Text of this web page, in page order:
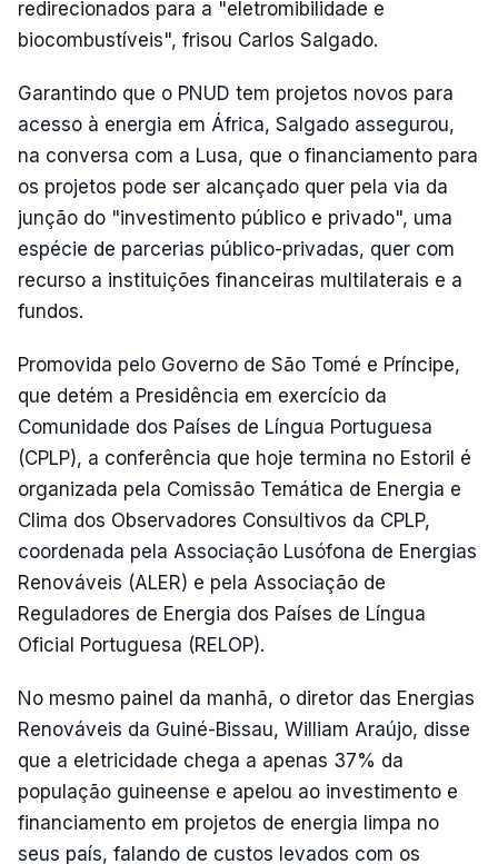
redirecionados para a "eletromibilidade e
biocombustíveis", frisou Carlos Salgado.
Garantindo que o PNUD tem projetos novos para
acesso à energia em África, Salgado assegurou,
na conversa com a Lusa, que o financiamento para
os projetos pode ser alcançado quer pela via da
junção do "investimento público e privado", uma
espécie de parcerias público-privadas, quer com
recurso a instituições financeiras multilaterais e a
fundos.
Promovida pelo Governo de São Tomé e Príncipe,
que detém a Presidência em exercício da
Comunidade dos Países de Língua Portuguesa
(CPLP), a conferência que hoje termina no Estoril é
organizada pela Comissão Temática de Energia e
Clima dos Observadores Consultivos da CPLP,
coordenada pela Associação Lusófona de Energias
Renováveis (ALER) e pela Associação de
Reguladores de Energia dos Países de Língua
Oficial Portuguesa (RELOP).
No mesmo painel da manhã, o diretor das Energias
Renováveis da Guiné-Bissau, William Araújo, disse
que a eletricidade chega a apenas 37% da
população guineense e apelou ao investimento e
financiamento em projetos de energia limpa no
seus país, falando de custos levados com os